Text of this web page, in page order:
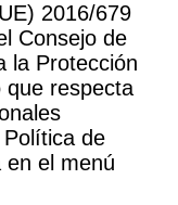
2016/679
Consejo de
la Protección
que respecta
de
en el menú